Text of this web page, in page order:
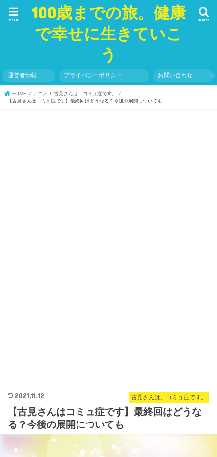
100歳までの旅。健康
で幸せに生きていこ
う
search
menu
運営者情報 プライバシーポリシー お問い合わせ
HOME アニメ
古見さんは、コミュ症です。
【古見さんはコミュ症です】最終回はどうなる？今後の展開についても
古見さんは、コミュ症です。
2021.11.12
【古見さんはコミュ症です】最終回はどうな
る？今後の展開についても